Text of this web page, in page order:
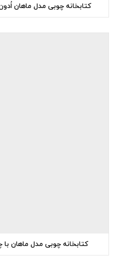
کتابخانه چوبی مدل ماهان
کتابخانه چوبی مدل ماهان